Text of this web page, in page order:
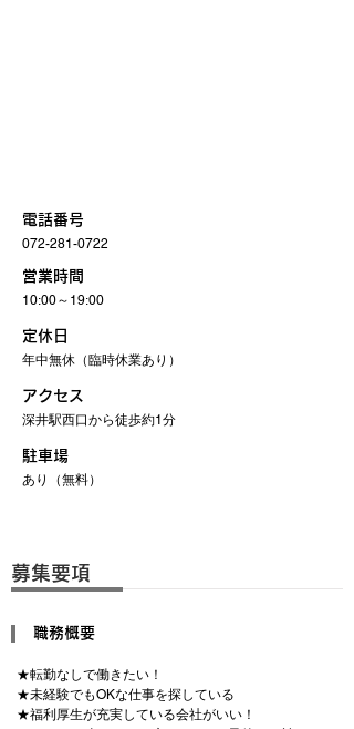
電話番号
072-281-0722
営業時間
10:00～19:00
定休日
年中無休（臨時休業あり）
アクセス
深井駅西口から徒歩約1分
駐車場
あり（無料）
募集要項
職務概要
★転勤なしで働きたい！
★未経験でもOKな仕事を探している
★福利厚生が充実している会社がいい！